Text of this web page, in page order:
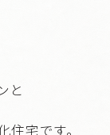
と
宅です。